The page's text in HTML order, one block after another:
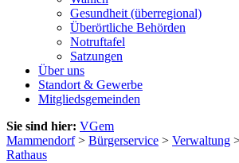
Gesundheit (überregional)
Überörtliche Behörden
Notruftafel
Satzungen
Über uns
Standort & Gewerbe
Mitgliedsgemeinden
Sie sind hier: VGem
Mammendorf> Bürgerservice > Verwaltung
Rathaus